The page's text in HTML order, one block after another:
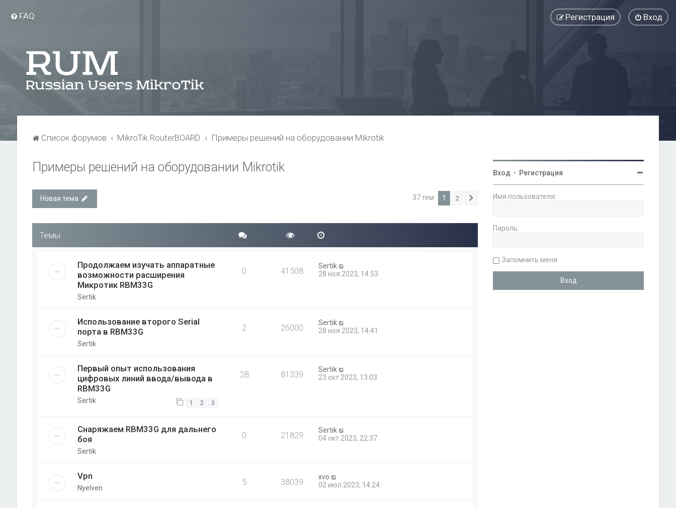
FAQ Вход
Регистрация
Список форумов MikroTik RouterBOARD Примеры решений на оборудовании Mikrotik
Примеры решений на оборудовании Mikrotik
Новая тема 37 тем 1 2 След.
Темы
Продолжаем изучать аппаратные
возможности расширения
Микротик RBM33G
Sertik
0 41508
Sertik
28 ноя 2023, 14:53
Использование второго Serial
порта в RBM33G
Sertik
2 26000
Sertik
28 ноя 2023, 14:41
Первый опыт использования
цифровых линий ввода/вывода в
RBM33G
Sertik 1 2 3
28 81339
Sertik
23 окт 2023, 13:03
Снаряжаем RBM33G для дальнего
боя
Sertik
0 21829
Sertik
04 окт 2023, 22:37
Vpn
Nyelven
5 38039
xvo
02 июл 2023, 14:24
Вход • Регистрация
Имя пользователя:
Пароль:
Запомнить меня